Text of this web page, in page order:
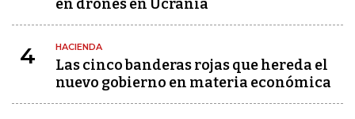
en drones en Ucrania
4 HACIENDA
Las cinco banderas rojas que hereda el
nuevo gobierno en materia económica